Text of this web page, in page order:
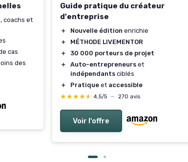
coachs et
cas
des
Guide pratique du créateur
d'entreprise
＋ Nouvelle édition enrichie
＋
MÉTHODE LIVEMENTOR
＋
30 000 porteurs de projet
＋
Auto-entrepreneurs et
indépendants ciblés
＋
Pratique et accessible
★★★★★
★★★★★ 4,5/5 — 270 avis
Voir l'offre